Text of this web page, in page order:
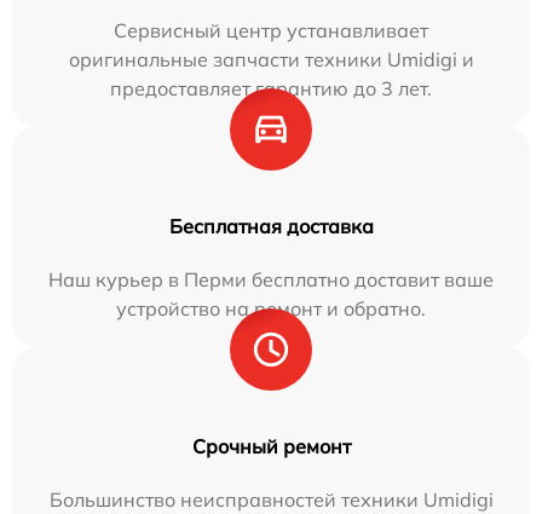
Сервисный центр устанавливает
оригинальные запчасти техники Umidigi и
предоставляет гарантию до 3 лет.
Бесплатная доставка
Наш курьер в Перми бесплатно доставит ваше
устройство на ремонт и обратно.
Срочный ремонт
Большинство неисправностей техники Umidigi